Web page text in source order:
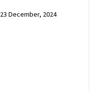
23 December, 2024